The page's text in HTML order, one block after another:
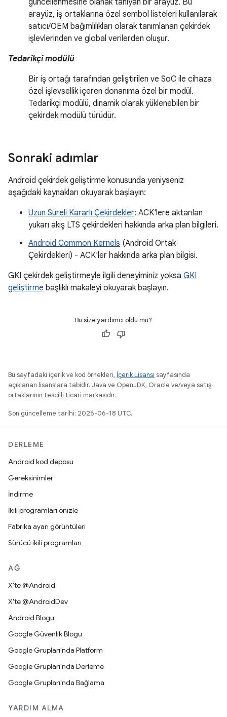
güncellenmesine olanak tanıyan bir arayüz. Bu
arayüz, iş ortaklarına özel sembol listeleri kullanılarak
satıcı/OEM bağımlılıkları olarak tanımlanan çekirdek
işlevlerinden ve global verilerden oluşur.
Tedarikçi modülü
Bir iş ortağı tarafından geliştirilen ve SoC ile cihaza
özel işlevsellik içeren donanıma özel bir modül.
Tedarikçi modülü, dinamik olarak yüklenebilen bir
çekirdek modülü türüdür.
Sonraki adımlar
Android çekirdek geliştirme konusunda yeniyseniz
aşağıdaki kaynakları okuyarak başlayın:
Uzun Süreli Kararlı Çekirdekler: ACK'lere aktarılan
yukarı akış LTS çekirdekleri hakkında arka plan bilgileri.
Android Common Kernels (Android Ortak
Çekirdekleri) - ACK'ler hakkında arka plan bilgisi.
GKI çekirdek geliştirmeyle ilgili deneyiminiz yoksa GKI
geliştirme başlıklı makaleyi okuyarak başlayın.
Bu size yardımcı oldu mu?
Bu sayfadaki içerik ve kod örnekleri, İçerik Lisansı sayfasında
açıklanan lisanslara tabidir. Java ve OpenJDK, Oracle ve/veya satış
ortaklarının tescilli ticari markasıdır.
Son güncelleme tarihi: 2026-06-18 UTC.
DERLEME
Android kod deposu
Gereksinimler
İndirme
İkili programları önizle
Fabrika ayarı görüntüleri
Sürücü ikili programları
AĞ
X'te @Android
X'te @AndroidDev
Android Blogu
Google Güvenlik Blogu
Google Grupları'nda Platform
Google Grupları'nda Derleme
Google Grupları'nda Bağlama
YARDIM ALMA